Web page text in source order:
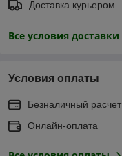
Доставка курьером
Все условия доставки
Условия оплаты
Безналичный расчет
Онлайн-оплата